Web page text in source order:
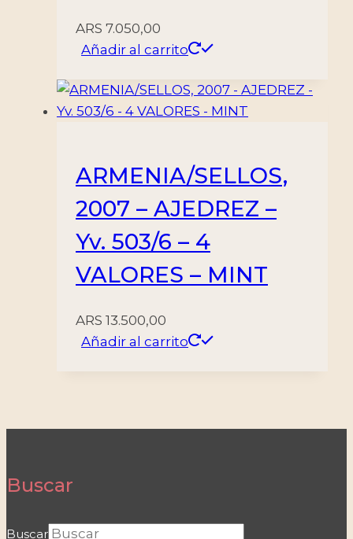
ARS 7.050,00
Añadir al carrito
ARMENIA/SELLOS,
2007 – AJEDREZ –
Yv. 503/6 – 4
VALORES – MINT
ARS 13.500,00
Añadir al carrito
Buscar
Buscar